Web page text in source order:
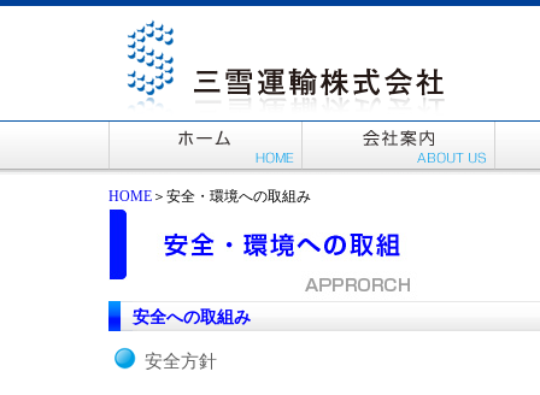
HOME ＞安全・環境への取組み
安全への取組み
安全方針